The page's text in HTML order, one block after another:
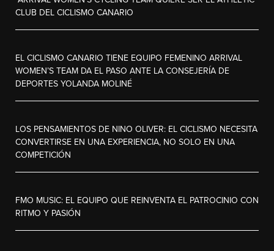
CLUB DEL CICLISMO CANARIO
EL CICLISMO CANARIO TIENE EQUIPO FEMENINO ARRIVAL
WOMEN’S TEAM DA EL PASO ANTE LA CONSEJERÍA DE
DEPORTES YOLANDA MOLINÉ
LOS PENSAMIENTOS DE NINO OLIVER: EL CICLISMO NECESITA
CONVERTIRSE EN UNA EXPERIENCIA, NO SOLO EN UNA
COMPETICIÓN
FMO MUSIC: EL EQUIPO QUE REINVENTA EL PATROCINIO CON
RITMO Y PASIÓN